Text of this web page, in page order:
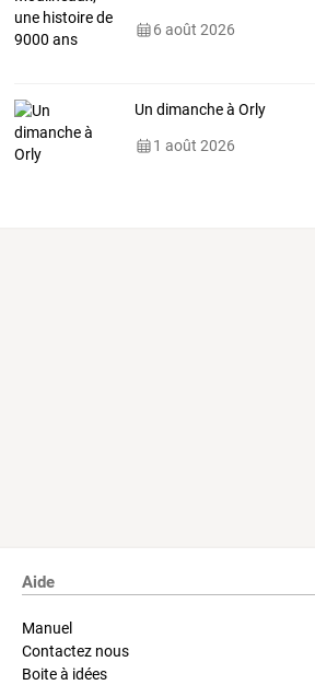
6 août 2026
Un dimanche à Orly
1 août 2026
Aide
Manuel
Contactez nous
Boite à idées